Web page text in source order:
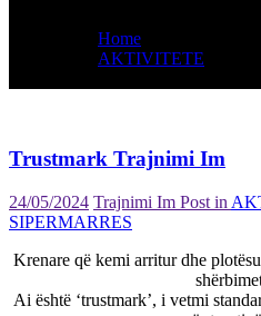
Home
AKTIVITETE
Trustmark Trajnimi Im
24/05/2024 Trajnimi Im Post in
SIPERMARRES
Krenare që kemi arritur dhe
Ai është ‘trustmark’, i vetmi